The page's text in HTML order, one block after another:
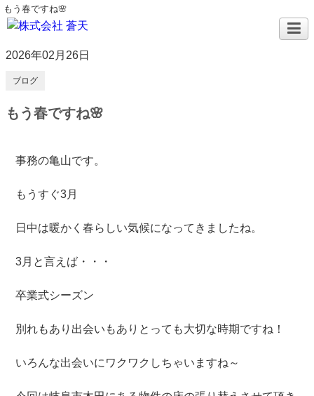
もう春ですね🌸
2026年02月26日
ブログ
もう春ですね🌸
事務の亀山です。
もうすぐ3月
日中は暖かく春らしい気候になってきましたね。
3月と言えば・・・
卒業式シーズン
別れもあり出会いもありとっても大切な時期ですね！
いろんな出会いにワクワクしちゃいますね～